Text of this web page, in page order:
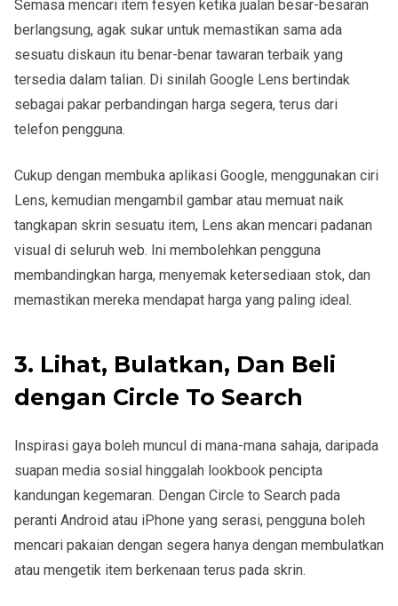
Semasa mencari item fesyen ketika jualan besar-besaran
berlangsung, agak sukar untuk memastikan sama ada
sesuatu diskaun itu benar-benar tawaran terbaik yang
tersedia dalam talian. Di sinilah Google Lens bertindak
sebagai pakar perbandingan harga segera, terus dari
telefon pengguna.
Cukup dengan membuka aplikasi Google, menggunakan ciri
Lens, kemudian mengambil gambar atau memuat naik
tangkapan skrin sesuatu item, Lens akan mencari padanan
visual di seluruh web. Ini membolehkan pengguna
membandingkan harga, menyemak ketersediaan stok, dan
memastikan mereka mendapat harga yang paling ideal.
3. Lihat, Bulatkan, Dan Beli
dengan Circle To Search
Inspirasi gaya boleh muncul di mana-mana sahaja, daripada
suapan media sosial hinggalah lookbook pencipta
kandungan kegemaran. Dengan Circle to Search pada
peranti Android atau iPhone yang serasi, pengguna boleh
mencari pakaian dengan segera hanya dengan membulatkan
atau mengetik item berkenaan terus pada skrin.